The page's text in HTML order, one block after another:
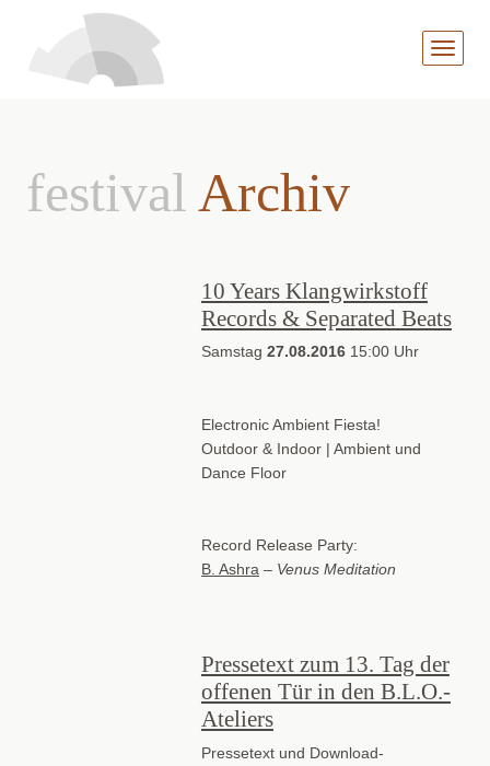
MENÜ
festival Archiv
10 Years Klangwirkstoff
Records & Separated Beats
Samstag 27.08.201615:00 Uhr
Electronic Ambient Fiesta!
Outdoor & Indoor | Ambient und
Dance Floor
Record Release Party:
B. Ashra – Venus Meditation
Pressetext zum 13. Tag der
offenen Tür in den B.L.O.-
Ateliers
Pressetext und Download-